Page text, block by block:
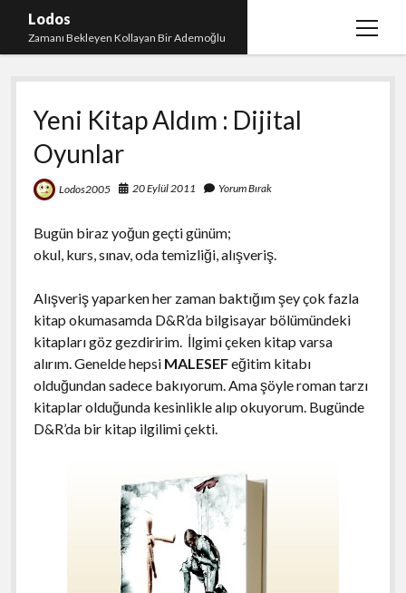
Lodos
Zamanı Bekleyen Kollayan Bir Ademoğlu
menüyü
Teşekkür
test
Yeni Kitap Aldım : Dijital
Oyunlar
Lodos2005 20 Eylül 2011 Yorum Bırak
Bugün biraz yoğun geçti günüm;
okul, kurs, sınav, oda temizliği, alışveriş.
Alışveriş yaparken her zaman baktığım şey çok fazla
kitap okumasamda D&R’da bilgisayar bölümündeki
kitapları göz gezdiririm. İlgimi çeken kitap varsa
alırım. Genelde hepsi MALESEFeğitim kitabı
olduğundan sadece bakıyorum. Ama şöyle roman tarzı
kitaplar olduğunda kesinlikle alıp okuyorum. Bugünde
D&R’da bir kitap ilgilimi çekti.